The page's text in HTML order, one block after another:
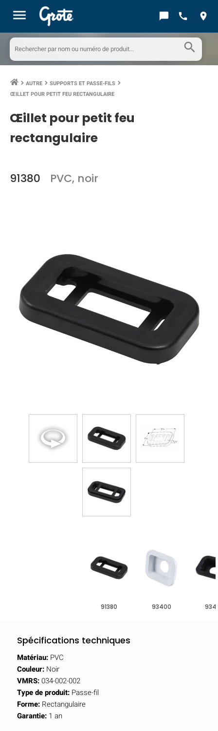
menu chat_bubble call location_on
search
keyboard_arrow_right AUTRE keyboard_arrow_right SUPPORTS ET PASSE-FILS keyboard_arrow_right
ŒILLET POUR PETIT FEU RECTANGULAIRE
Œillet pour petit feu
rectangulaire
91380 PVC, noir
91380 93400
Spécifications techniques
Matériau: PVC
Couleur: Noir
VMRS:034-002-002
Type de produit: Passe-fil
Forme: Rectangulaire
Garantie: 1 an